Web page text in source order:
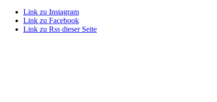
Link zu Instagram
Link zu Facebook
Link zu Rss dieser Seite